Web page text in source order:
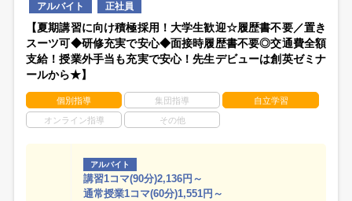
アルバイト 正社員
【夏期講習に向け積極採用！大学生歓迎☆履歴書不要／置き
スーツ可◆研修充実で安心◆面接時履歴書不要◎交通費全額
支給！授業外手当も充実で安心！先生デビューは創英ゼミナ
ールから★】
個別指導 集団指導 自立学習
オンライン指導 その他
アルバイト
講習1コマ(90分)2,136円～
通常授業1コマ(60分)1,551円～